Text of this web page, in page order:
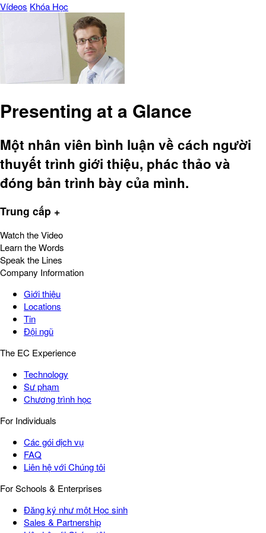
Vídeos Khóa Học
Presenting at a Glance
Một nhân viên bình luận về cách người
thuyết trình giới thiệu, phác thảo và
đóng bản trình bày của mình.
Trung cấp +
Watch the Video
Learn the Words
Speak the Lines
Company Information
Giới thiệu
Locations
Tin
Đội ngũ
The EC Experience
Technology
Sư phạm
Chương trình học
For Individuals
Các gói dịch vụ
FAQ
Liên hệ với Chúng tôi
For Schools & Enterprises
Đăng ký như một Học sinh
Sales & Partnership